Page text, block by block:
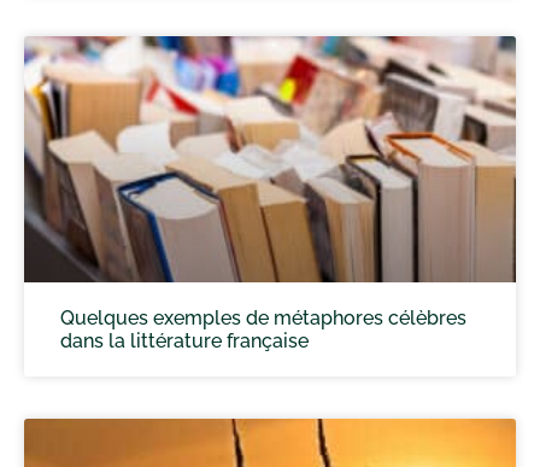
Quelques exemples de métaphores célèbres
dans la littérature française